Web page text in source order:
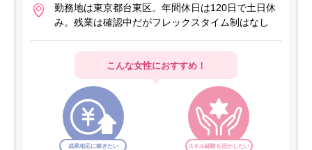
勤務地は東京都台東区。年間休日は120日で土日休
み。残業は確認中だがフレックスタイム制はなし
こんな女性におすすめ！
成果相応に稼ぎたい スキル経験を活かしたい